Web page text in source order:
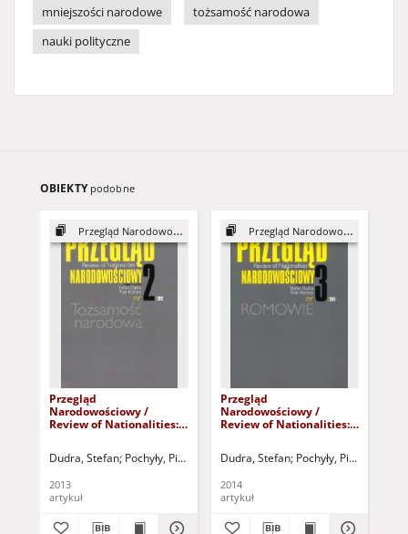
mniejszości narodowe
tożsamość narodowa
nauki polityczne
OBIEKTY podobne
Przegląd Narodowościowy, 2
Przegląd
Narodowościowy /
Review of Nationalities:
od redakcji
Dudra, Stefan Pochyły, Piotr Dudra, Stefan - red. Pochyły, Piotr - red.
2013
artykuł
Przegląd Narodowościowy, 3
Przegląd
Narodowościowy /
Review of Nationalities:
Dudra, Stefan Pochyły, Piotr
2014
artykuł